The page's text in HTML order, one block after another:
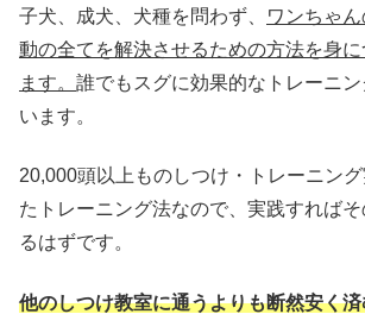
子犬、成犬、犬種を問わず、
ワンちゃ
動の全てを解決させるための方法を身
ます。 誰でもスグに効果的なトレーニ
います。
20,000頭以上ものしつけ・トレーニン
たトレーニング法なので、実践すれば
るはずです。
他のしつけ教室に通うよりも断然安く